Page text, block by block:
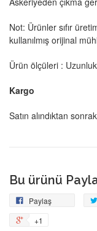
Not: Ürünler sıfır
kullanılmış orijinal
Ürün ölçüleri :
Kargo
Satın alındıktan
Bu ürünü
Paylaş
Facebook'ta
+1